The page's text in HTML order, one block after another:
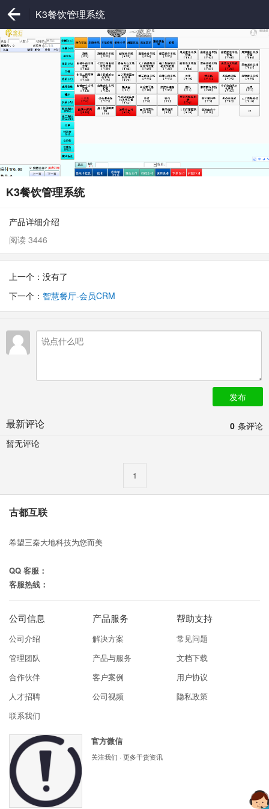
K3餐饮管理系统
K3餐饮管理系统
产品详细介绍
阅读 3446
上一个：没有了
下一个： 智慧餐厅-会员CRM
发布
0 条评论
最新评论
暂无评论
1
古都互联
希望三秦大地科技为您而美
QQ 客服：
客服热线：
公司信息
公司介绍
管理团队
合作伙伴
人才招聘
联系我们
产品服务
解决方案
产品与服务
客户案例
公司视频
帮助支持
常见问题
文档下载
用户协议
隐私政策
官方微信
关注我们 · 更多干货资讯